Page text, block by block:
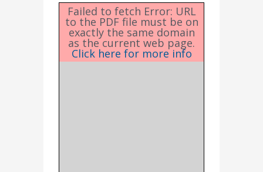
Failed to fetch Error: URL
to the PDF file must be on
exactly the same domain
as the current web page.
Click here for more info